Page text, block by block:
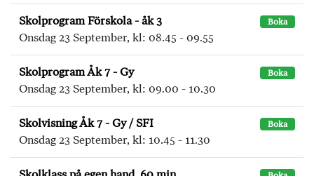
Skolprogram Förskola - åk 3 Boka
Onsdag 23 September, kl: 08.45 - 09.55
Skolprogram Åk 7 - Gy Boka
Onsdag 23 September, kl: 09.00 - 10.30
Skolvisning Åk 7 - Gy / SFI Boka
Onsdag 23 September, kl: 10.45 - 11.30